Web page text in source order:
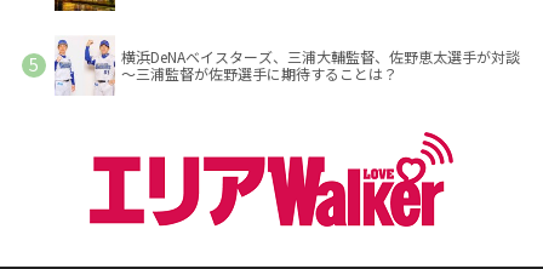
横浜DeNAベイスターズ、三浦大輔監督、佐野恵太選手が対談
～三浦監督が佐野選手に期待することは？